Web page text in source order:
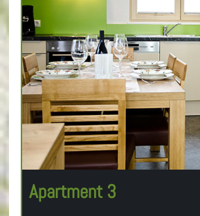
Apartment 3